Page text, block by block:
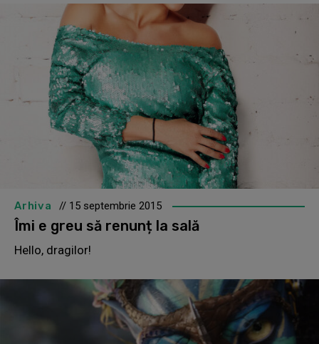
Arhiva // 15 septembrie 2015
Îmi e greu să renunț la sală
Hello, dragilor!